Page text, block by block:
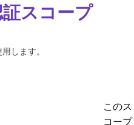
スコープ
します。
このス
コープ